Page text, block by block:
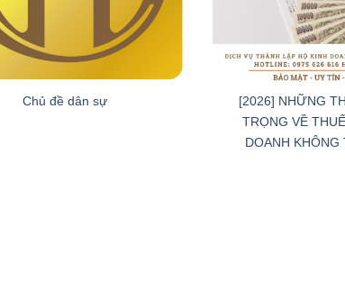
Chủ đề dân sự
[2026] NHỮNG
TRỌNG VỀ
DOANH KHÔNG